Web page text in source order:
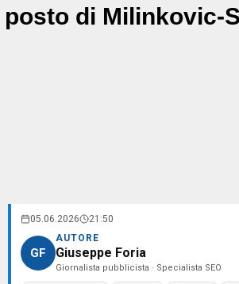
posto di Milinkovic-
05.06.2026 21:50
GF
AUTORE
Giuseppe Foria
Giornalista pubblicista · Specialista SEO